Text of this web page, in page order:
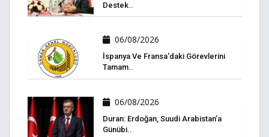
Destek..
06/08/2026
İspanya Ve Fransa'daki Görevlerini
Tamam..
06/08/2026
Duran: Erdoğan, Suudi Arabistan’a
Günübi..